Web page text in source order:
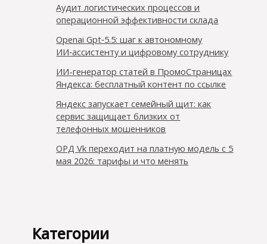
Аудит логистических процессов и
операционной эффективности склада
Openai Gpt‑5.5: шаг к автономному
ИИ‑ассистенту и цифровому сотруднику
ИИ-генератор статей в ПромоСтраницах
Яндекса: бесплатный контент по ссылке
Яндекс запускает семейный щит: как
сервис защищает близких от
телефонных мошенников
ОРД Vk переходит на платную модель с 5
мая 2026: тарифы и что менять
Категории